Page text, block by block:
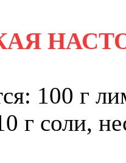
100 г
г соли,